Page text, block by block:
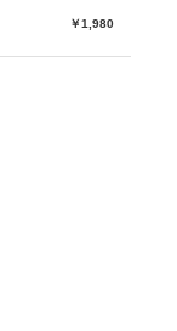
￥1,980